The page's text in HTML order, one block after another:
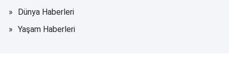
Dünya Haberleri
Yaşam Haberleri